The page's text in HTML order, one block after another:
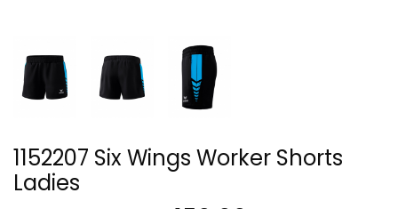
1152207 Six Wings Worker Shorts
Ladies